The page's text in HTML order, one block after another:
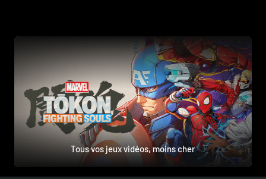
Tous vos jeux vidéos, moins cher